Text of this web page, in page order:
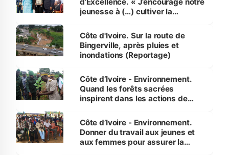
jeunesse à (…) cultiver la
(Alassane Ouattara
Côte d'Ivoire. Sur la route de
Bingerville, après pluies et
inondations (Reportage)
Côte d’Ivoire - Environnement.
Quand les forêts sacrées
inspirent dans les actions de
Côte d’Ivoire - Environnement.
Donner du travail aux jeunes et
aux femmes pour assurer la